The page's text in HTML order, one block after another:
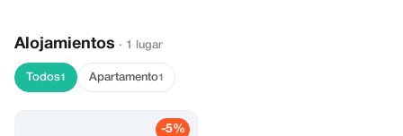
Alojamientos · 1 lugar
Todos1 Apartamento1
-5%